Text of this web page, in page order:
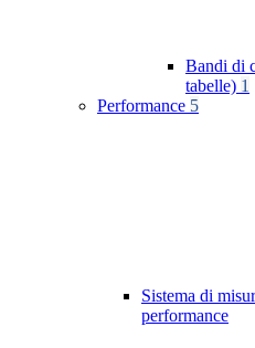
Bandi di
tabelle) 1
Performance 5
Sistema di
performance